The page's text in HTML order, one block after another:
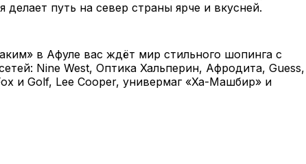
делает путь на север страны ярче и вкусней.
в Афуле вас ждёт мир стильного шопинга с
Nine West, Оптика Хальперин, Афродита, Guess,
и Golf, Lee Cooper, универмаг «Ха-Машбир» и